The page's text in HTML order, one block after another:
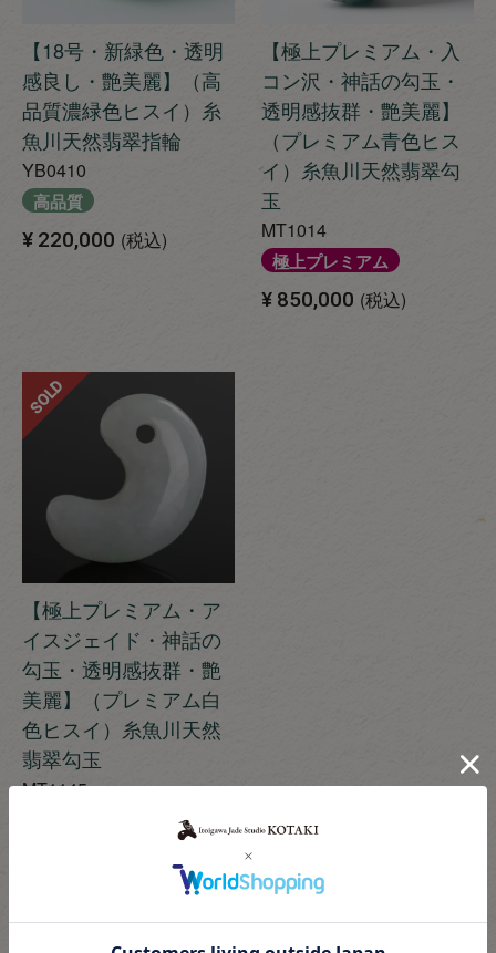
【18号・新緑色・透明
感良し・艶美麗】（高
品質濃緑色ヒスイ）糸
魚川天然翡翠指輪
YB0410
高品質
¥ 220,000 税込
【極上プレミアム・入
コン沢・神話の勾玉・
透明感抜群・艶美麗】
（プレミアム青色ヒス
イ）糸魚川天然翡翠勾
玉
MT1014
極上プレミアム
¥ 850,000 税込
【極上プレミアム・ア
イスジェイド・神話の
勾玉・透明感抜群・艶
美麗】（プレミアム白
色ヒスイ）糸魚川天然
翡翠勾玉
MT1145
SOLD